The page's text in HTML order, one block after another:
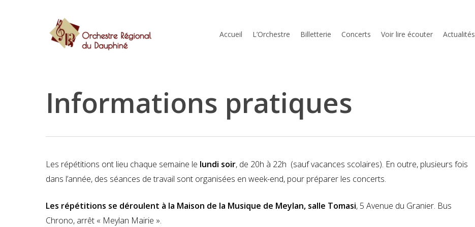
Hit enter to search or ESC to close
Accueil L’Orchestre Billetterie Concerts Voir lire écouter Actualités
Informations pratiques
Les répétitions ont lieu chaque semaine le lundi soir, de 20h à 22h (sauf vacances scolaires). En outre, plusieurs fois
dans l’année, des séances de travail sont organisées en week-end, pour préparer les concerts.
Les répétitions se déroulent à la Maison de la Musique de Meylan, salle Tomasi, 5 Avenue du Granier. Bus
Chrono, arrêt « Meylan Mairie ».